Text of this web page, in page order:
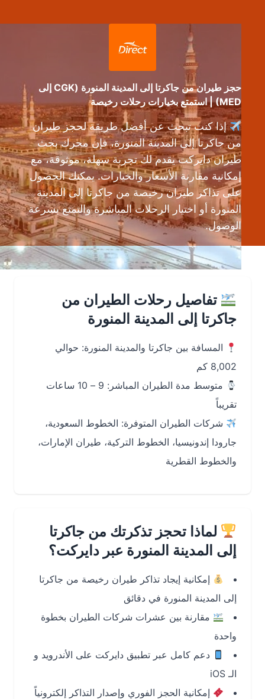
حجز طيران من جاكرتا إلى المدينة المنورة (CGK إلى
إذا كنت تبحث عن أفضل طريقة لحجز طيران
من جاكرتا إلى المدينة المنورة، فإن محرك بحث
طيران دايركت يقدم لك تجربة سهلة، موثوقة، مع
إمكانية مقارنة الأسعار والخيارات. يمكنك الحصول
على تذاكر طيران رخيصة من جاكرتا إلى المدينة
المنورة أو اختيار الرحلات المباشرة والتمتع بسرعة
الوصول.
تفاصيل رحلات الطيران من
جاكرتا إلى المدينة المنورة
المسافة بين جاكرتا والمدينة المنورة: حوالي
8,002 كم
متوسط مدة الطيران المباشر: 9 – 10 ساعات
شركات الطيران المتوفرة: الخطوط السعودية،
جارودا إندونيسيا، الخطوط التركية، طيران الإمارات،
والخطوط القطرية
لماذا تحجز تذكرتك من جاكرتا
إلى المدينة المنورة عبر دايركت؟
إمكانية إيجاد تذاكر طيران رخيصة من جاكرتا
إلى المدينة المنورة في دقائق
مقارنة بين عشرات شركات الطيران بخطوة
دعم كامل عبر تطبيق دايركت على الأندرويد و
إمكانية الحجز الفوري وإصدار التذاكر إلكترونياً